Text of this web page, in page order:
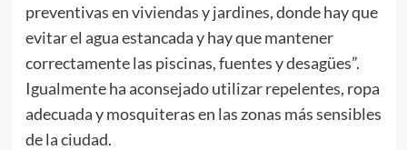
preventivas en viviendas y jardines, donde hay que
evitar el agua estancada y hay que mantener
correctamente las piscinas, fuentes y desagües”.
Igualmente ha aconsejado utilizar repelentes, ropa
adecuada y mosquiteras en las zonas más sensibles
de la ciudad.